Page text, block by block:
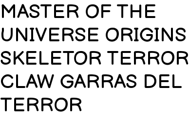
MASTER OF THE
UNIVERSE ORIGINS
SKELETOR TERROR
CLAW GARRAS DEL
TERROR